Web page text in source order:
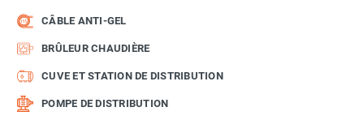
CÂBLE ANTI-GEL
BRÛLEUR CHAUDIÈRE
CUVE ET STATION DE DISTRIBUTION
POMPE DE DISTRIBUTION